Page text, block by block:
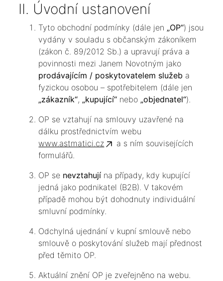
II. Úvodní ustanovení
Tyto obchodní podmínky (dále jen „OP“) jsou
vydány v souladu s občanským zákoníkem
(zákon č. 89/2012 Sb.) a upravují práva a
povinnosti mezi Janem Novotným jako
prodávajícím / poskytovatelem služeb a
fyzickou osobou – spotřebitelem (dále jen
„zákazník“, „kupující“ nebo „objednatel“).
OP se vztahují na smlouvy uzavřené na
dálku prostřednictvím webu
www.astmatici.cz
a s ním souvisejících
formulářů.
OP se nevztahují na případy, kdy kupující
jedná jako podnikatel (B2B). V takovém
případě mohou být dohodnuty individuální
smluvní podmínky.
Odchylná ujednání v kupní smlouvě nebo
smlouvě o poskytování služeb mají přednost
před těmito OP.
Aktuální znění OP je zveřejněno na webu.